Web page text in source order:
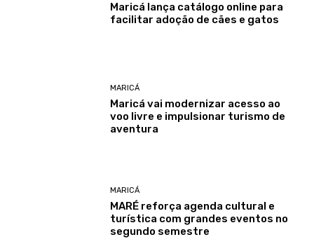
Maricá lança catálogo online para
facilitar adoção de cães e gatos
MARICÁ
Maricá vai modernizar acesso ao
voo livre e impulsionar turismo de
aventura
MARICÁ
MARÉ reforça agenda cultural e
turística com grandes eventos no
segundo semestre